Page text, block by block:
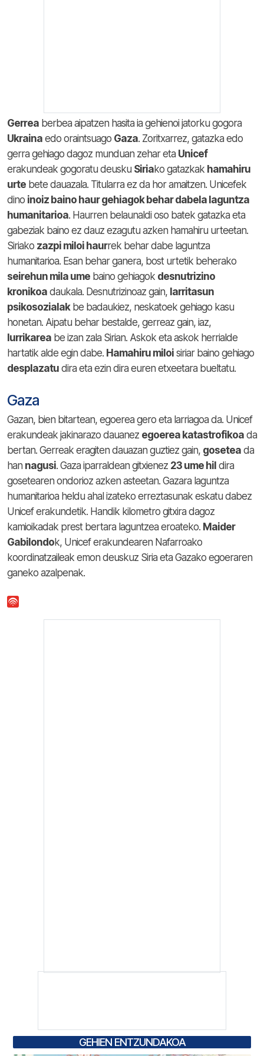
Gerrea berbea aipatzen hasita ia gehienoi jatorku gogora
Ukraina edo oraintsuago Gaza. Zoritxarrez, gatazka edo
gerra gehiago dagoz munduan zehar eta Unicef
erakundeak gogoratu deusku Siriako gatazkak hamahiru
urte bete dauazala. Titularra ez da hor amaitzen. Unicefek
dino inoiz baino haur gehiagok behar dabela laguntza
humanitarioa. Haurren belaunaldi oso batek gatazka eta
gabeziak baino ez dauz ezagutu azken hamahiru urteetan.
Siriako zazpi miloi haurrek behar dabe laguntza
humanitarioa. Esan behar ganera, bost urtetik beherako
seirehun mila ume baino gehiagok desnutrizino
kronikoa daukala. Desnutrizinoaz gain, larritasun
psikosozialakbe badaukiez, neskatoek gehiago kasu
honetan. Aipatu behar bestalde, gerreaz gain, iaz,
lurrikarea be izan zala Sirian. Askok eta askok herrialde
hartatik alde egin dabe. Hamahiru miloi siriar baino gehiago
desplazatu dira eta ezin dira euren etxeetara bueltatu.
Gaza
Gazan, bien bitartean, egoerea gero eta larriagoa da. Unicef
erakundeak jakinarazo dauanez egoerea katastrofikoa da
bertan. Gerreak eragiten dauazan guztiez gain, gosetea da
han nagusi. Gaza iparraldean gitxienez 23 ume hil dira
gosetearen ondorioz azken asteetan. Gazara laguntza
humanitarioa heldu ahal izateko erreztasunak eskatu dabez
Unicef erakundetik. Handik kilometro gitxira dagoz
kamioikadak prest bertara laguntzea eroateko. Maider
Gabilondok, Unicef erakundearen Nafarroako
koordinatzaileak emon deuskuz Siria eta Gazako egoeraren
ganeko azalpenak.
GEHIEN ENTZUNDAKOA